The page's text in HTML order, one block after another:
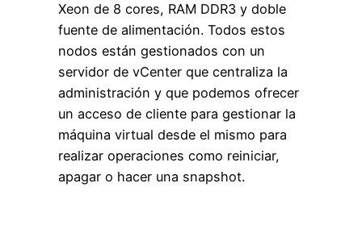
Xeon de 8 cores, RAM DDR3 y doble
fuente de alimentación. Todos estos
nodos están gestionados con un
servidor de vCenter que centraliza la
administración y que podemos ofrecer
un acceso de cliente para gestionar la
máquina virtual desde el mismo para
realizar operaciones como reiniciar,
apagar o hacer una snapshot.